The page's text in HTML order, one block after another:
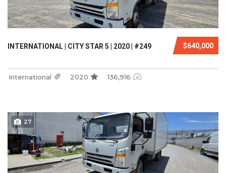
$640,000
INTERNATIONAL | CITY STAR 5 | 2020 | #249
International 2020 136,916
27